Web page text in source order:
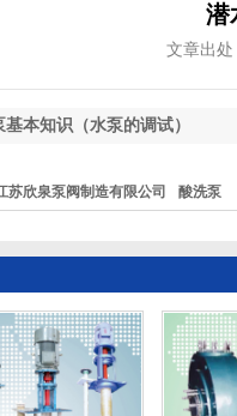
潜
文章出处
基本知识（水泵的调试）
苏欣泉泵阀制造有限公司 酸洗泵